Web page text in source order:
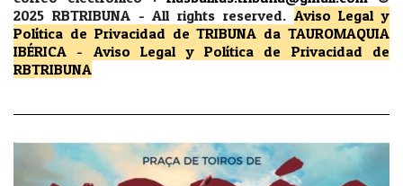
2025 RBTRIBUNA -All rights reserved. Aviso Legal y
Política de Privacidad de TRIBUNA da TAUROMAQUIA
IBÉRICA - Aviso Legal y Política de Privacidad
de
RBTRIBUNA